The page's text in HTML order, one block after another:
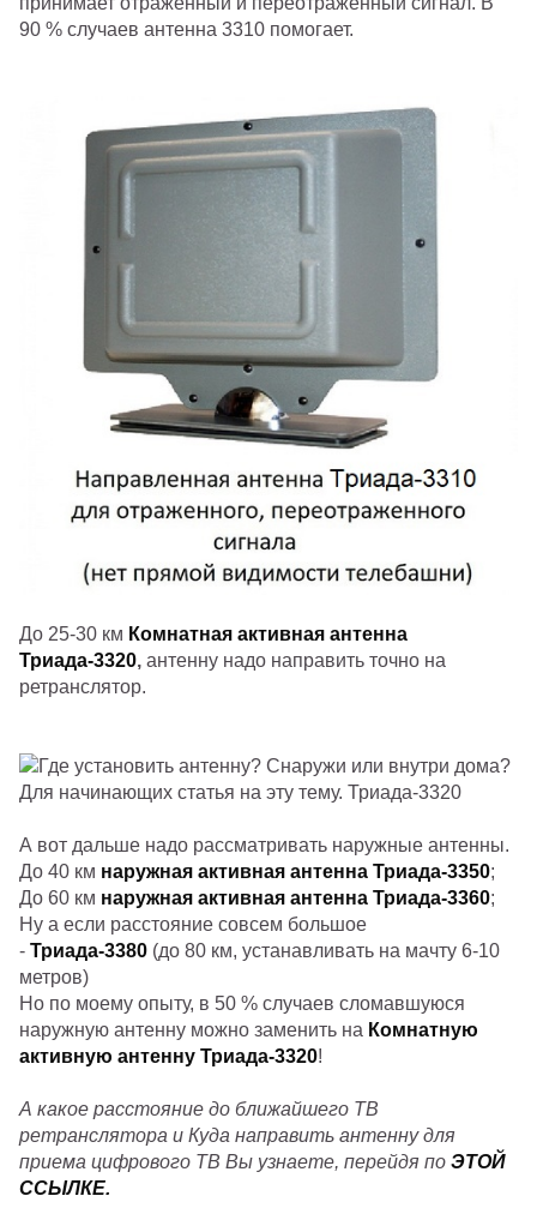
90 % случаев антенна 3310 помогает.
До 25-30 км Комнатная активная антенна
Триада-3320, антенну надо направить точно на
ретранслятор.
А вот дальше надо рассматривать наружные антенны.
До 40 км наружная активная антенна Триада-3350;
До 60 км наружная активная антенна Триада-3360;
Ну а если расстояние совсем большое
- Триада-3380 (до 80 км, устанавливать на мачту 6-10
метров)
Но по моему опыту, в 50 % случаев сломавшуюся
наружную антенну можно заменить на Комнатную
активную антенну Триада-3320!
А какое расстояние до ближайшего ТВ
ретранслятора и Куда направить антенну для
приема цифрового ТВ Вы узнаете, перейдя по ЭТОЙ
ССЫЛКЕ.